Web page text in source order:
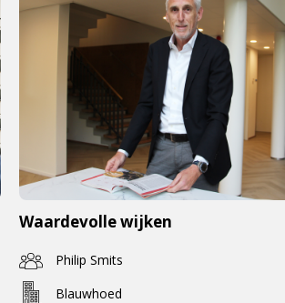
Waardevolle wijken
Philip Smits
Blauwhoed